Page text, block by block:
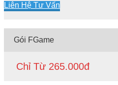
Liên Hệ Tư Vấn
Gói FGame
Chỉ Từ 265.000đ